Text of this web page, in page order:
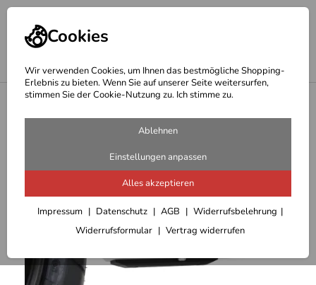
Cookies
Wir verwenden Cookies, um Ihnen das bestmögliche Shopping-
Erlebnis zu bieten. Wenn Sie auf unserer Seite weitersurfen,
stimmen Sie der Cookie-Nutzung zu. Ich stimme zu.
Ablehnen
Einstellungen anpassen
Alles akzeptieren
Impressum Datenschutz AGB
Widerrufsbelehrung
Widerrufsformular
Vertrag widerrufen
Hepco Becker Motorschutz